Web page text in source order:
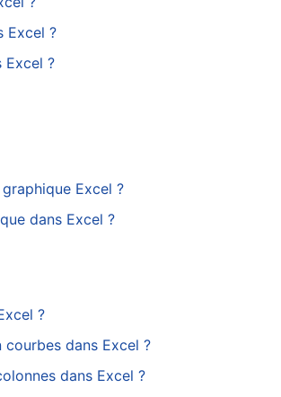
Excel ?
Excel ?
Excel ?
dans Excel ?
?
dans Excel ?
dans Excel ?